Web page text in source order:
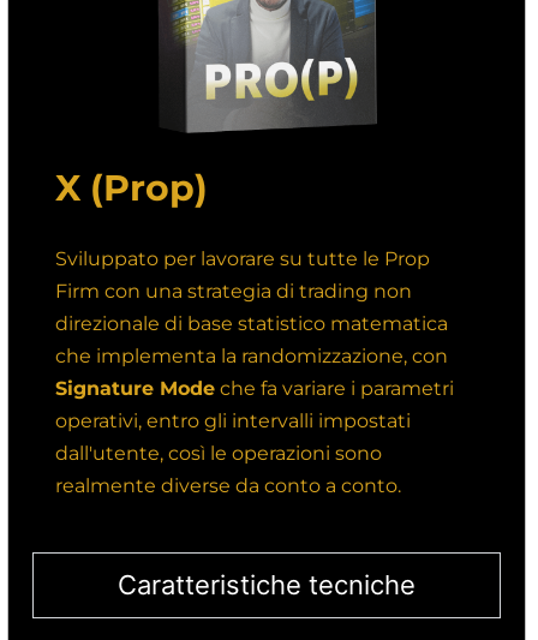
X (Prop)
Sviluppato per lavorare su tutte le Prop
Firm con una strategia di trading non
direzionale di base statistico matematica
che implementa la randomizzazione, con
Signature Mode che fa variare i parametri
operativi, entro gli intervalli impostati
dall'utente, così le operazioni sono
realmente diverse da conto a conto.
Caratteristiche tecniche